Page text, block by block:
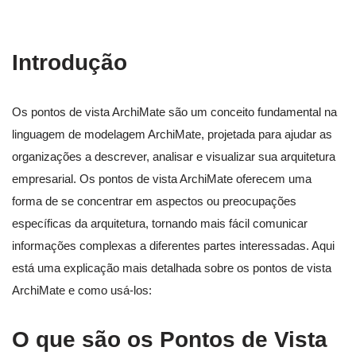
Introdução
Os pontos de vista ArchiMate são um conceito fundamental na
linguagem de modelagem ArchiMate, projetada para ajudar as
organizações a descrever, analisar e visualizar sua arquitetura
empresarial. Os pontos de vista ArchiMate oferecem uma
forma de se concentrar em aspectos ou preocupações
específicas da arquitetura, tornando mais fácil comunicar
informações complexas a diferentes partes interessadas. Aqui
está uma explicação mais detalhada sobre os pontos de vista
ArchiMate e como usá-los:
O que são os Pontos de Vista